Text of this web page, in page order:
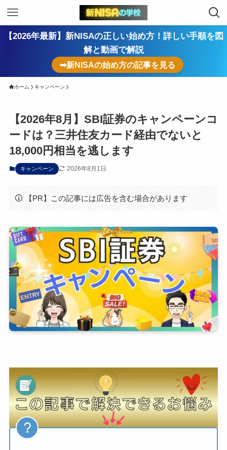
【2026年最新】新NISAの正しい始め方！詳しい手順を図
解と動画で解説
➡新NISAの始め方の記事を見る
ホーム キャンペーン
【2026年8月】SBI証券のキャンペーンコ
ードは？三井住友カード経由でないと
18,000円相当を逃します
キャンペーン 2026年8月1日
【PR】この記事には広告を含む場合があります